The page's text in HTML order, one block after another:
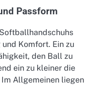
Passform
Komfort. Ein zu
den Ball zu
ein zu kleiner die
Allgemeinen liegen